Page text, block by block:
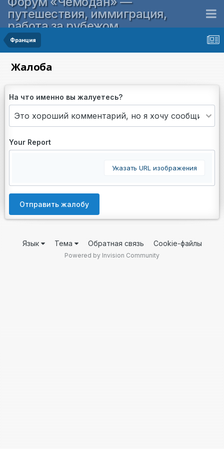
путешествия, иммиграция,
работа за рубежом
Франция
Жалоба
На что именно вы жалуетесь?
Your Report
Указать URL изображения
Отправить жалобу
Язык Тема Обратная связь Cookie-файлы
Powered by Invision Community